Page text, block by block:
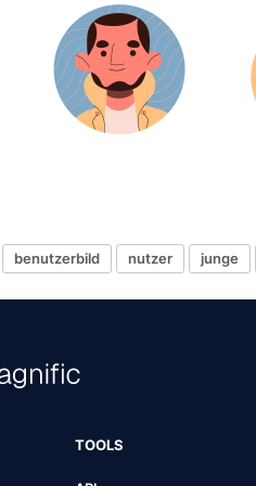
benutzerbild nutzer junge
TOOLS